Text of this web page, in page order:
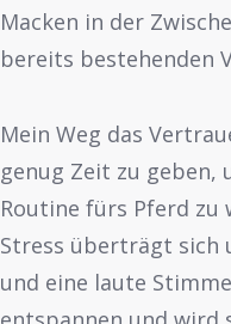
Macken in der
bereits bestehenden
Mein Weg das
genug Zeit zu geben,
Routine fürs Pferd zu
Stress überträgt sich
und eine laute